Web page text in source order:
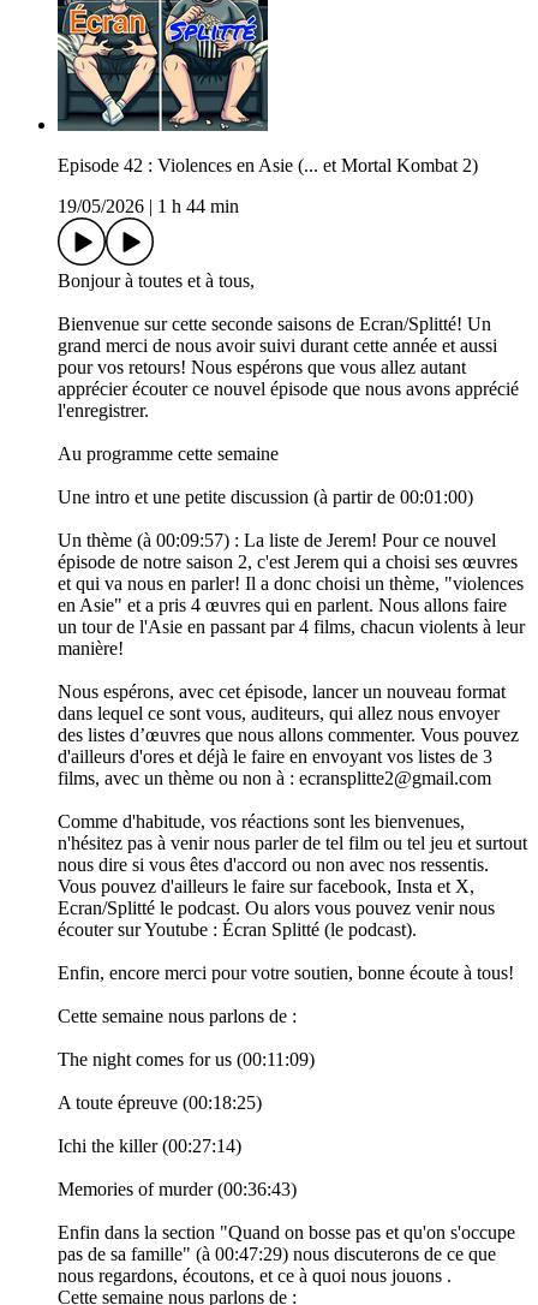
Episode 42 : Violences en Asie (... et Mortal Kombat 2)
19/05/2026
1 h 44 min
Bonjour à toutes et à tous,
Bienvenue sur cette seconde saisons de Ecran/Splitté! Un
grand merci de nous avoir suivi durant cette année et aussi
pour vos retours! Nous espérons que vous allez autant
apprécier écouter ce nouvel épisode que nous avons apprécié
l'enregistrer.
Au programme cette semaine
Une intro et une petite discussion (à partir de 00:01:00)
Un thème (à 00:09:57) : La liste de Jerem! Pour ce nouvel
épisode de notre saison 2, c'est Jerem qui a choisi ses œuvres
et qui va nous en parler! Il a donc choisi un thème, "violences
en Asie" et a pris 4 œuvres qui en parlent. Nous allons faire
un tour de l'Asie en passant par 4 films, chacun violents à leur
manière!
Nous espérons, avec cet épisode, lancer un nouveau format
dans lequel ce sont vous, auditeurs, qui allez nous envoyer
des listes d’œuvres que nous allons commenter. Vous pouvez
d'ailleurs d'ores et déjà le faire en envoyant vos listes de 3
films, avec un thème ou non à : ecransplitte2@gmail.com
Comme d'habitude, vos réactions sont les bienvenues,
n'hésitez pas à venir nous parler de tel film ou tel jeu et surtout
nous dire si vous êtes d'accord ou non avec nos ressentis.
Vous pouvez d'ailleurs le faire sur facebook, Insta et X,
Ecran/Splitté le podcast. Ou alors vous pouvez venir nous
écouter sur Youtube : Écran Splitté (le podcast).
Enfin, encore merci pour votre soutien, bonne écoute à tous!
Cette semaine nous parlons de :
The night comes for us (00:11:09)
A toute épreuve (00:18:25)
Ichi the killer (00:27:14)
Memories of murder (00:36:43)
Enfin dans la section "Quand on bosse pas et qu'on s'occupe
pas de sa famille" (à 00:47:29) nous discuterons de ce que
nous regardons, écoutons, et ce à quoi nous jouons .
Cette semaine nous parlons de :